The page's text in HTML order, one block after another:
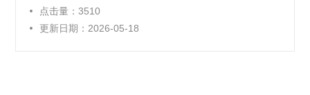
域，点击量：3510
更新日期：2026-05-18